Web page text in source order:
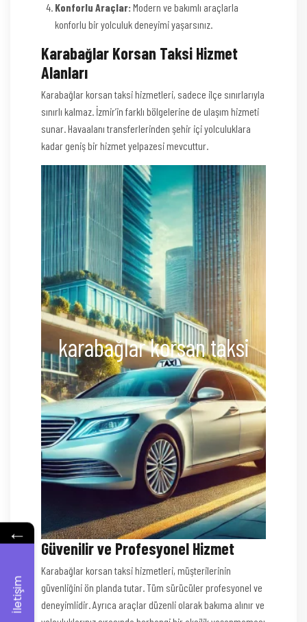
Konforlu Araçlar: Modern ve bakımlı araçlarla
konforlu bir yolculuk deneyimi yaşarsınız.
Karabağlar Korsan Taksi Hizmet
Alanları
Karabağlar korsan taksi hizmetleri, sadece ilçe sınırlarıyla
sınırlı kalmaz. İzmir’in farklı bölgelerine de ulaşım hizmeti
sunar. Havaalanı transferlerinden şehir içi yolculuklara
kadar geniş bir hizmet yelpazesi mevcuttur.
karabağlar korsan taksi
Güvenilir ve Profesyonel Hizmet
Karabağlar korsan taksi hizmetleri, müşterilerinin
güvenliğini ön planda tutar. Tüm sürücüler profesyonel ve
deneyimlidir. Ayrıca araçlar düzenli olarak bakıma alınır ve
←
İletişim